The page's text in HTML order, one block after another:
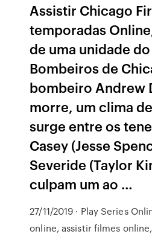
Assistir Chicago
temporadas
de uma unidade
Bombeiros de
bombeiro Andrew
morre, um clima
surge entre os
Casey (Jesse
Severide (Taylor
culpam um ao …
27/11/2019 · Play Series
online, assistir filmes